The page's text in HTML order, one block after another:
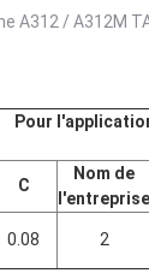
A312 / A312M
Pour
C
Nom de
l'entreprise
0.08 2